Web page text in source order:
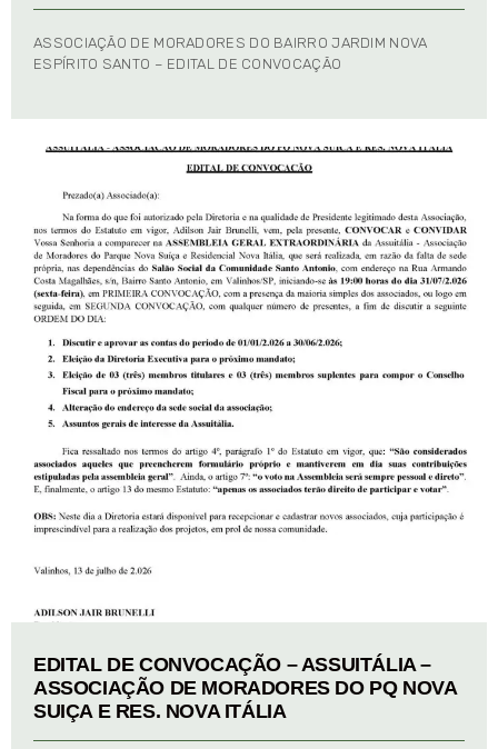
ASSOCIAÇÃO DE MORADORES DO BAIRRO JARDIM NOVA
ESPÍRITO SANTO – EDITAL DE CONVOCAÇÃO
EDITAL DE CONVOCAÇÃO – ASSUITÁLIA –
ASSOCIAÇÃO DE MORADORES DO PQ NOVA
SUIÇA E RES. NOVA ITÁLIA